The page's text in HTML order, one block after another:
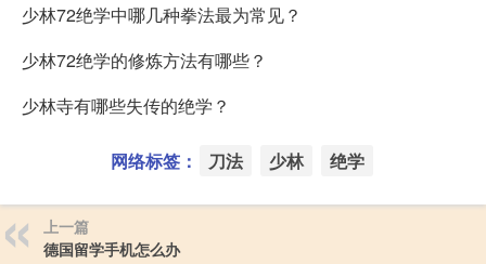
少林72绝学中哪几种拳法最为常见？
少林72绝学的修炼方法有哪些？
少林寺有哪些失传的绝学？
网络标签： 刀法 少林 绝学
上一篇
德国留学手机怎么办